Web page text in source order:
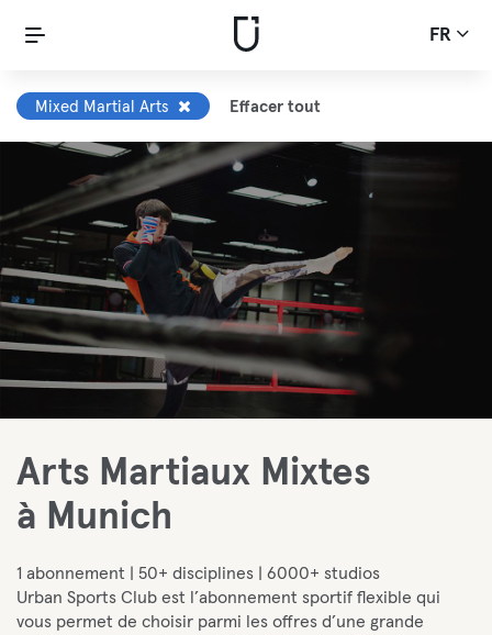
FR
Mixed Martial Arts Effacer tout
Arts Martiaux Mixtes
à Munich
1 abonnement | 50+ disciplines | 6000+ studios
Urban Sports Club est l’abonnement sportif flexible qui
vous permet de choisir parmi les offres d’une grande